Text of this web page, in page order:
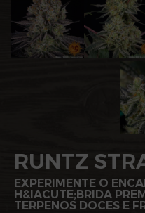
RUNTZ
EXPERIMENTE O
H&IACUTE;BRIDA
TERPENOS DOCES E